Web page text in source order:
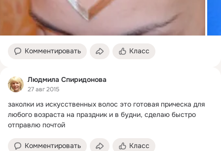
Комментировать Класс
Людмила Спиридонова
27 авг 2015
заколки из искусственных волос это готовая прическа для
любого возраста на праздник и в будни, сделаю быстро
отправлю почтой
Комментировать Класс